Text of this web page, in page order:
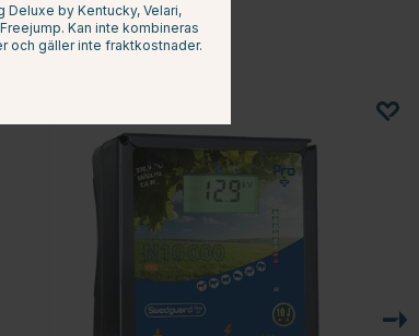
Deluxe by Kentucky, Velari,
Kan inte kombineras
och gäller inte fraktkostnader.